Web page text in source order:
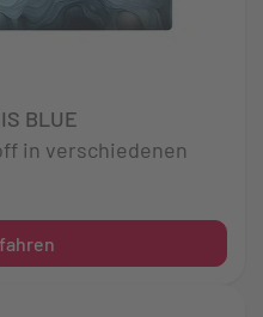
BLUE
in verschiedenen